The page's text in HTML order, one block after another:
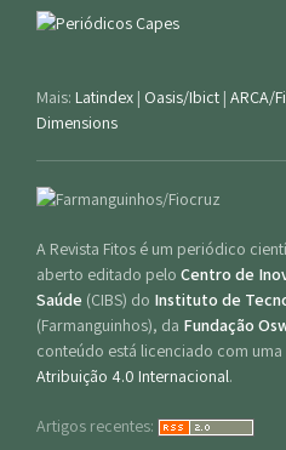
Mais: Latindex | Oasis/Ibict | ARCA/
Dimensions
A Revista Fitos é um periódico
aberto editado pelo Centro de
Saúde (CIBS) do Instituto de
(Farmanguinhos), da Fundação
conteúdo está licenciado com uma
Atribuição 4.0 Internacional.
Artigos recentes: